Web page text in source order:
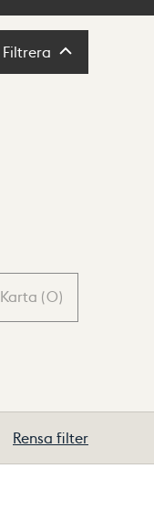
Filtrera Filtrera
Karta (0)
Rensa filter